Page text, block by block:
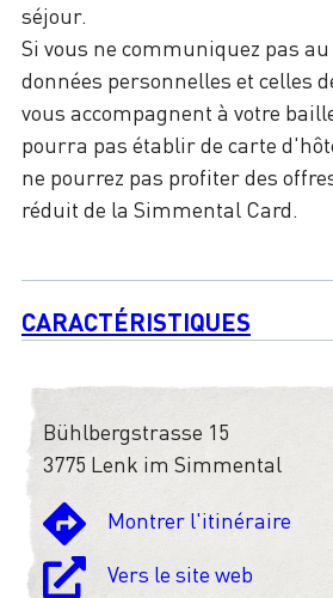
séjour.
Si vous ne communiquez pas
données personnelles et celles
vous accompagnent à votre
pourra pas établir de carte
ne pourrez pas profiter des
réduit de la Simmental Card.
CARACTÉRISTIQUES
Bühlbergstrasse 15
3775 Lenk im Simmental
Montrer l'itinéraire
Vers le site web